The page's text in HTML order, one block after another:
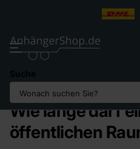
Wie lange darf ein Anhänger im
Wie lange darf
öffentlichen